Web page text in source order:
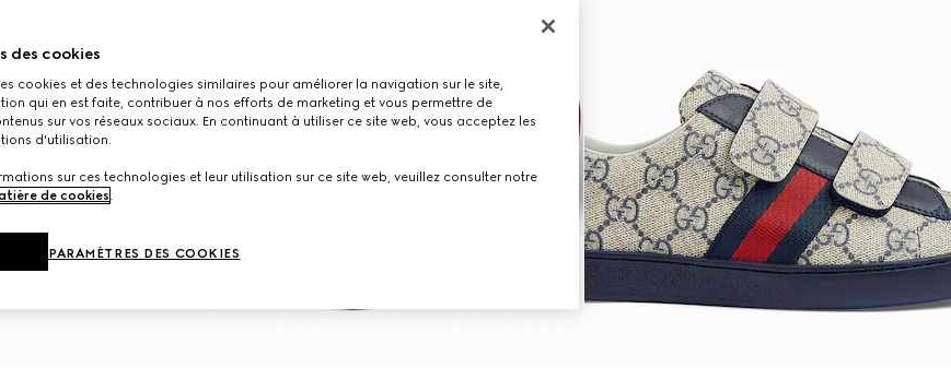
des cookies
cookies et des technologies similaires pour améliorer la navigation sur le site,
qui en est faite, contribuer à nos efforts de marketing et vous permettre de
sur vos réseaux sociaux. En continuant à utiliser ce site web, vous acceptez les
d'utilisation.
sur ces technologies et leur utilisation sur ce site web, veuillez consulter notre
de cookies.
PARAMÈTRES DES COOKIES